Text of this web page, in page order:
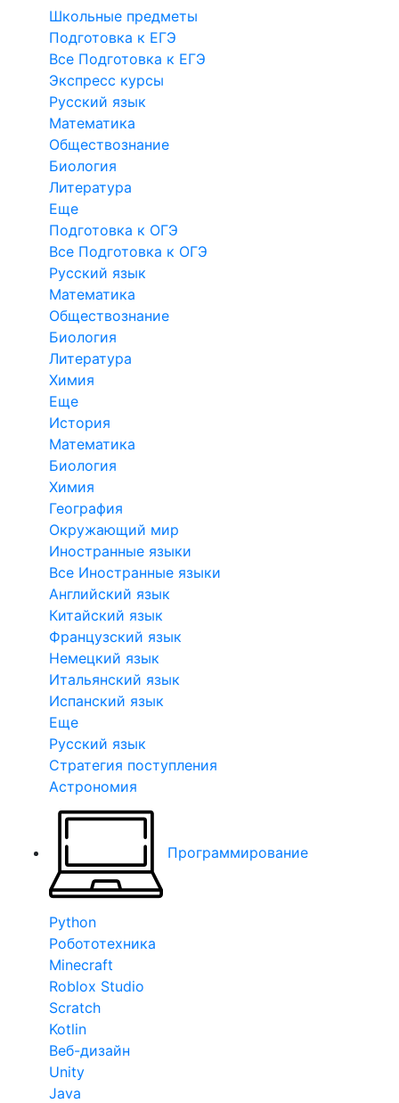
Школьные предметы
Подготовка к ЕГЭ
Все Подготовка к ЕГЭ
Экспресс курсы
Русский язык
Математика
Обществознание
Биология
Литература
Еще
Подготовка к ОГЭ
Все Подготовка к ОГЭ
Русский язык
Математика
Обществознание
Биология
Литература
Химия
Еще
История
Математика
Биология
Химия
География
Окружающий мир
Иностранные языки
Все Иностранные языки
Английский язык
Китайский язык
Французский язык
Немецкий язык
Итальянский язык
Испанский язык
Еще
Русский язык
Стратегия поступления
Астрономия
Программирование
Python
Робототехника
Minecraft
Roblox Studio
Scratch
Kotlin
Веб-дизайн
Unity
Java